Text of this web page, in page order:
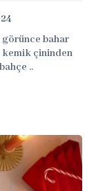
bahar
kemik çininden
..